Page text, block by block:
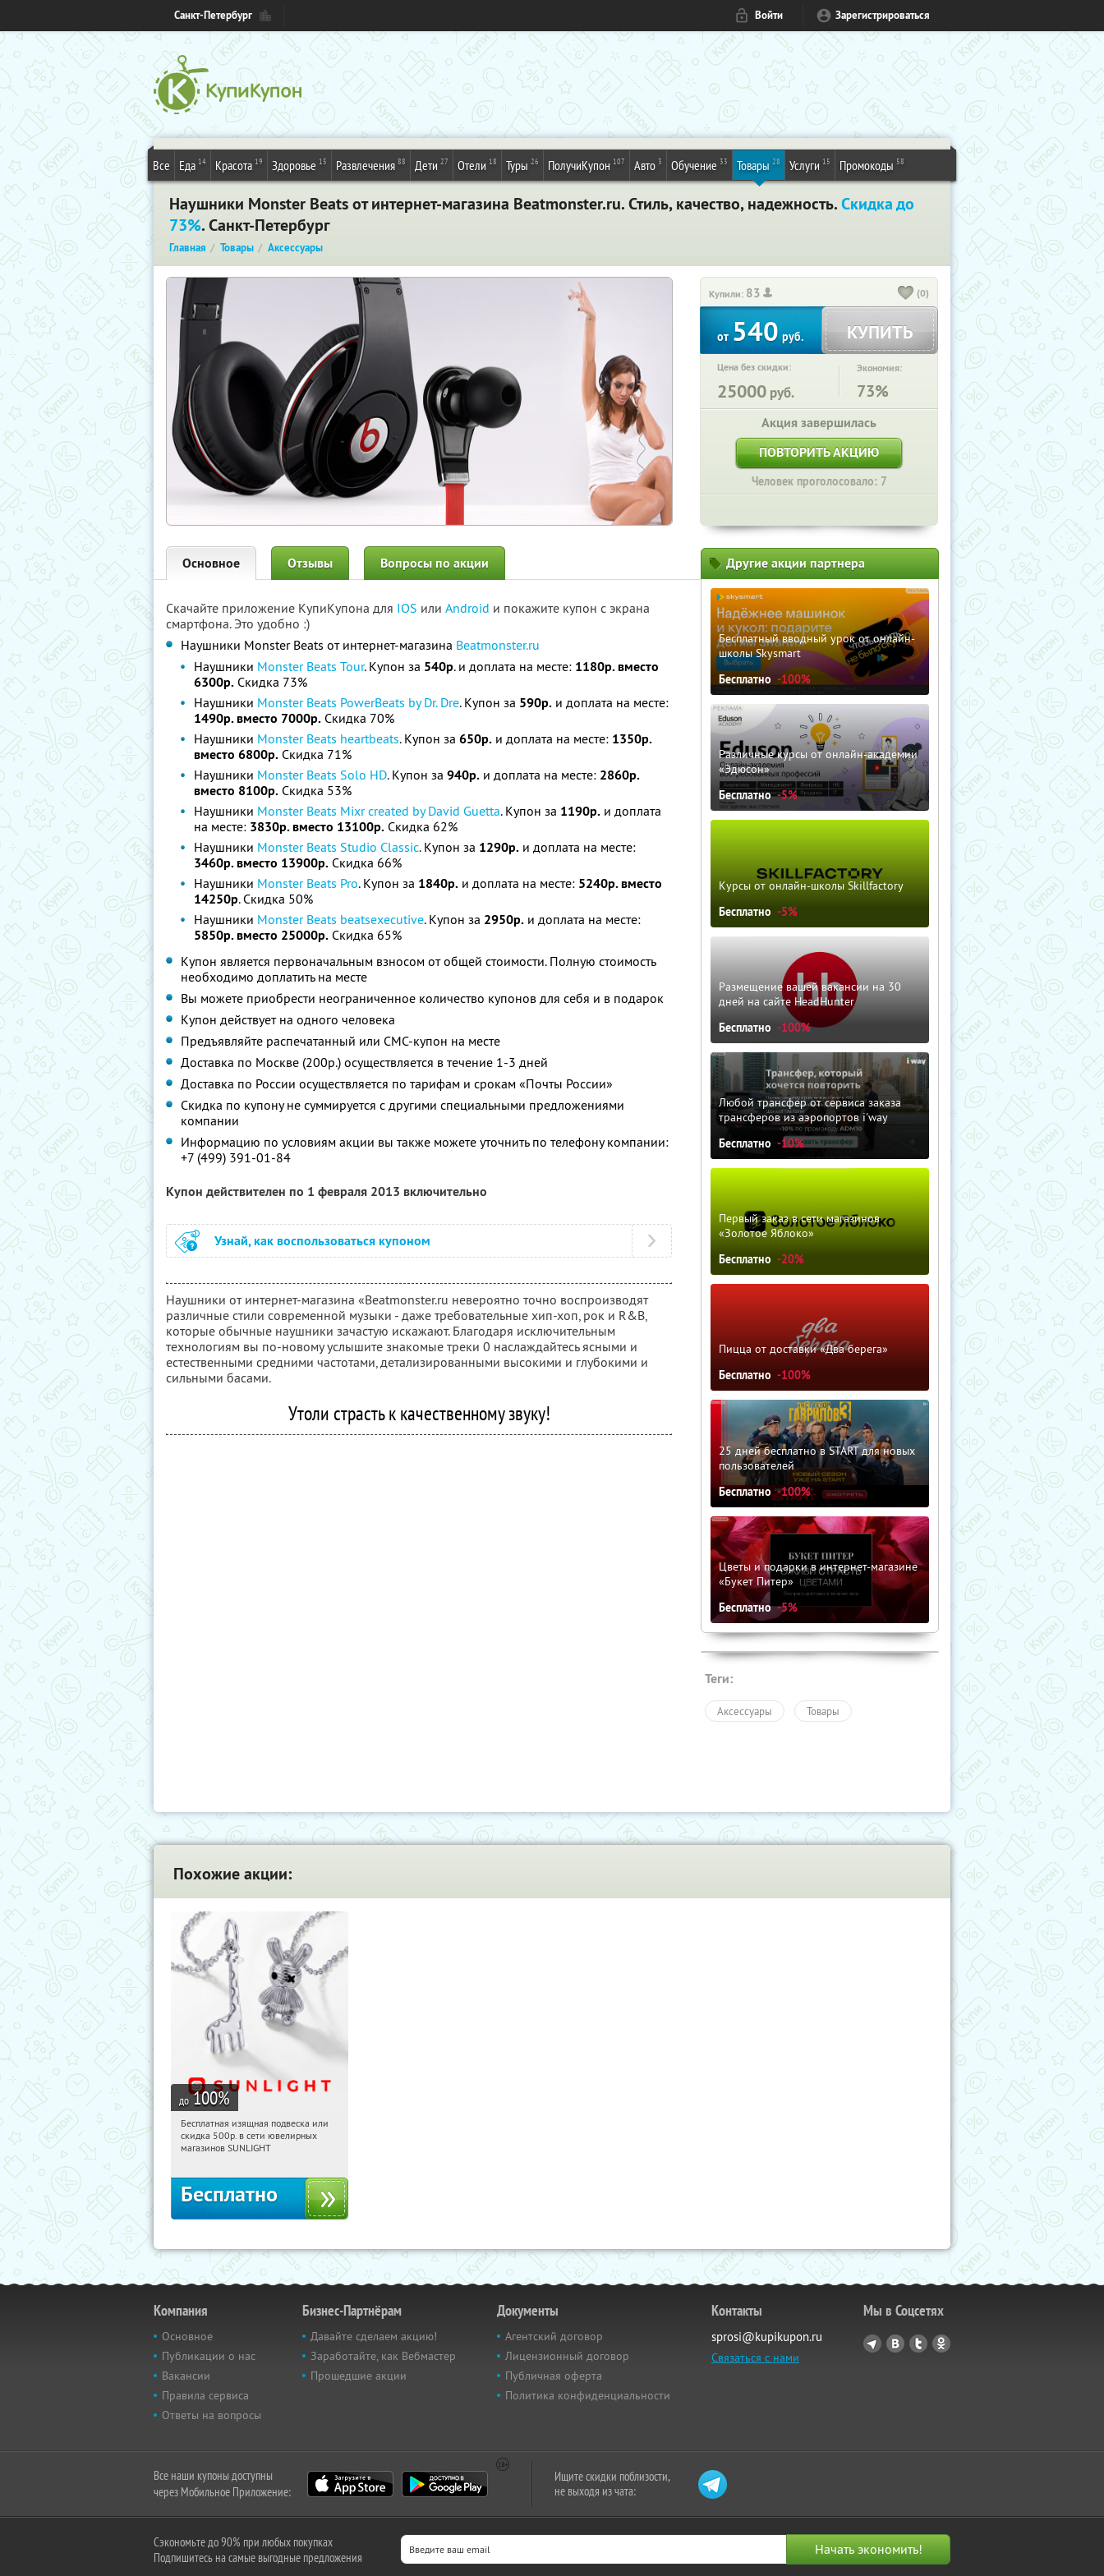
Санкт-Петербург Войти Зарегистрироваться
Все Еда 14 Красота 19 Здоровье 15 Развлечения 88 Дети 27 Отели 18 Туры 26 ПолучиКупон 107 Авто 3 Обучение 33 Товары 28 Услуги 15 Промокоды 58
Наушники Monster Beats от интернет-магазина Beatmonster.ru. Стиль, качество, надежность.Скидка до
73%. Санкт-Петербург
Главная Товары Аксессуары
Купили: 83 (0)
от540руб. КУПИТЬ
Цена без скидки:
25000 руб.
Экономия:
73%
Акция завершилась
ПОВТОРИТЬ АКЦИЮ
Человек проголосовало: 7
Основное Отзывы Вопросы по акции
Скачайте приложение КупиКупона для IOS или Android и покажите купон с экрана
смартфона. Это удобно :)
Наушники Monster Beats от интернет-магазина Beatmonster.ru
Наушники Monster Beats Tour. Купон за 540р. и доплата на месте: 1180р. вместо
6300р. Скидка 73%
Наушники Monster Beats PowerBeats by Dr. Dre. Купон за 590р. и доплата на месте:
1490р. вместо 7000р. Скидка 70%
Наушники Monster Beats heartbeats. Купон за 650р. и доплата на месте: 1350р.
вместо 6800р. Скидка 71%
Наушники Monster Beats Solo HD. Купон за 940р. и доплата на месте: 2860р.
вместо 8100р. Скидка 53%
Наушники Monster Beats Mixr created by David Guetta. Купон за 1190р. и доплата
на месте: 3830р. вместо 13100р. Скидка 62%
Наушники Monster Beats Studio Classic. Купон за 1290р. и доплата на месте:
3460р. вместо 13900р. Скидка 66%
Наушники Monster Beats Pro. Купон за 1840р. и доплата на месте: 5240р. вместо
14250р. Скидка 50%
Наушники Monster Beats beatsexecutive. Купон за 2950р. и доплата на месте:
5850р. вместо 25000р. Скидка 65%
Купон является первоначальным взносом от общей стоимости. Полную стоимость
необходимо доплатить на месте
Вы можете приобрести неограниченное количество купонов для себя и в подарок
Купон действует на одного человека
Предъявляйте распечатанный или СМС-купон на месте
Доставка по Москве (200р.) осуществляется в течение 1-3 дней
Доставка по России осуществляется по тарифам и срокам «Почты России»
Скидка по купону не суммируется с другими специальными предложениями
компании
Информацию по условиям акции вы также можете уточнить по телефону компании:
+7 (499) 391-01-84
Купон действителен по 1 февраля 2013 включительно
Узнай, как воспользоваться купоном
Наушники от интернет-магазина «Beatmonster.ru невероятно точно воспроизводят
различные стили современной музыки - даже требовательные хип-хоп, рок и R&B,
которые обычные наушники зачастую искажают. Благодаря исключительным
технологиям вы по-новому услышите знакомые треки 0 наслаждайтесь ясными и
естественными средними частотами, детализированными высокими и глубокими и
сильными басами.
Утоли страсть к качественному звуку!
Другие акции партнера
Бесплатный вводный урок от онлайн-
школы Skysmart
Бесплатно -100%
Различные курсы от онлайн-академии
«Эдюсон»
Бесплатно -5%
Курсы от онлайн-школы Skillfactory
Бесплатно -5%
Размещение вашей вакансии на 30
дней на сайте HeadHunter
Бесплатно -100%
Любой трансфер от сервиса заказа
трансферов из аэропортов i'way
Бесплатно -10%
Первый заказ в сети магазинов
«Золотое Яблоко»
Бесплатно -20%
Пицца от доставки «Два берега»
Бесплатно -100%
25 дней бесплатно в START для новых
пользователей
Бесплатно -100%
Цветы и подарки в интернет-магазине
«Букет Питер»
Бесплатно -5%
Теги:
Аксессуары Товары
Похожие акции:
до 100%
13:57:27 Получили:
Россия
Бесплатная изящная подвеска или
скидка 500р. в сети ювелирных
магазинов SUNLIGHT
Бесплатно
Компания
Основное
Публикации о нас
Вакансии
Правила сервиса
Ответы на вопросы
Бизнес-Партнёрам
Давайте сделаем акцию!
Заработайте, как Вебмастер
Прошедшие акции
Документы
Агентский договор
Лицензионный договор
Публичная оферта
Политика конфиденциальности
Контакты
sprosi@kupikupon.ru
Связаться с нами
Мы в Соцсетях
Все наши купоны доступны
через Мобильное Приложение:
Ищите скидки поблизости,
не выходя из чата:
Сэкономьте до 90% при любых покупках
Подпишитесь на самые выгодные предложения